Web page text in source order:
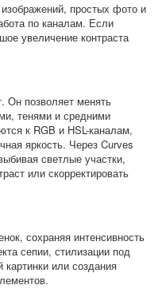
простых фото и
по каналам. Если
увеличение контраста
Он позволяет менять
тенями и средними
к RGB и HSL-каналам,
яркость. Через Curves
светлые участки,
или скорректировать
сохраняя интенсивность
сепии, стилизации под
картинки или создания